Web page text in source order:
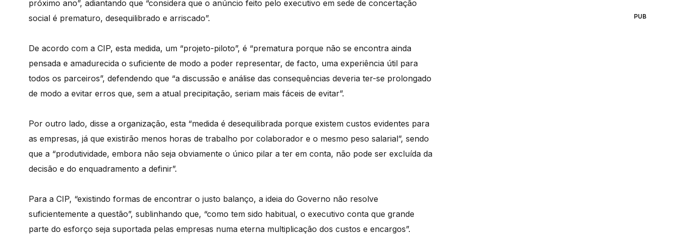
próximo ano”, adiantando que “considera que o anúncio feito pelo executivo em sede de concertação
social é prematuro, desequilibrado e arriscado”.
De acordo com a CIP, esta medida, um “projeto-piloto”, é “prematura porque não se encontra ainda
pensada e amadurecida o suficiente de modo a poder representar, de facto, uma experiência útil para
todos os parceiros”, defendendo que “a discussão e análise das consequências deveria ter-se prolongado
de modo a evitar erros que, sem a atual precipitação, seriam mais fáceis de evitar”.
Por outro lado, disse a organização, esta “medida é desequilibrada porque existem custos evidentes para
as empresas, já que existirão menos horas de trabalho por colaborador e o mesmo peso salarial”, sendo
que a “produtividade, embora não seja obviamente o único pilar a ter em conta, não pode ser excluída da
decisão e do enquadramento a definir”.
Para a CIP, “existindo formas de encontrar o justo balanço, a ideia do Governo não resolve
suficientemente a questão”, sublinhando que, “como tem sido habitual, o executivo conta que grande
parte do esforço seja suportada pelas empresas numa eterna multiplicação dos custos e encargos”.
PUB